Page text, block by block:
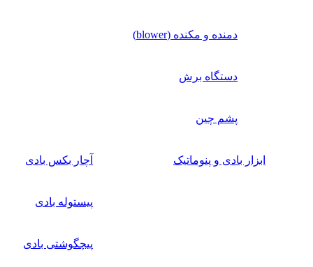
دمنده و مکنده (blower)
دستگاه برش
پشم چین
ابزار بادی و پنوماتیک آچار بکس بادی
پیستوله بادی
پیچگوشتی بادی